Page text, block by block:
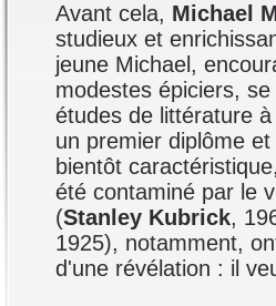
Avant cela, Michael
studieux et
jeune Michael,
modestes épiciers,
études de littérature
un premier diplôme
bientôt
été contaminé par le
(Stanley Kubrick,
1925), notamment,
d'une révélation : il